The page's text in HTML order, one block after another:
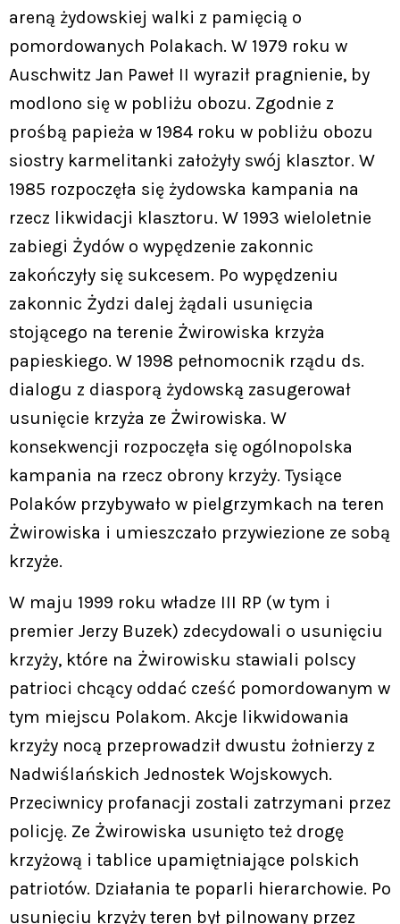
areną żydowskiej walki z pamięcią o
pomordowanych Polakach. W 1979 roku w
Auschwitz Jan Paweł II wyraził pragnienie, by
modlono się w pobliżu obozu. Zgodnie z
prośbą papieża w 1984 roku w pobliżu obozu
siostry karmelitanki założyły swój klasztor. W
1985 rozpoczęła się żydowska kampania na
rzecz likwidacji klasztoru. W 1993 wieloletnie
zabiegi Żydów o wypędzenie zakonnic
zakończyły się sukcesem. Po wypędzeniu
zakonnic Żydzi dalej żądali usunięcia
stojącego na terenie Żwirowiska krzyża
papieskiego. W 1998 pełnomocnik rządu ds.
dialogu z diasporą żydowską zasugerował
usunięcie krzyża ze Żwirowiska. W
konsekwencji rozpoczęła się ogólnopolska
kampania na rzecz obrony krzyży. Tysiące
Polaków przybywało w pielgrzymkach na teren
Żwirowiska i umieszczało przywiezione ze sobą
krzyże.
W maju 1999 roku władze III RP (w tym i
premier Jerzy Buzek) zdecydowali o usunięciu
krzyży, które na Żwirowisku stawiali polscy
patrioci chcący oddać cześć pomordowanym w
tym miejscu Polakom. Akcje likwidowania
krzyży nocą przeprowadził dwustu żołnierzy z
Nadwiślańskich Jednostek Wojskowych.
Przeciwnicy profanacji zostali zatrzymani przez
policję. Ze Żwirowiska usunięto też drogę
krzyżową i tablice upamiętniające polskich
patriotów. Działania te poparli hierarchowie. Po
usunięciu krzyży teren był pilnowany przez